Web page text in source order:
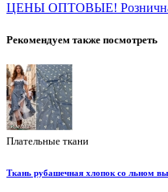
ЦЕНЫ ОПТОВЫЕ!
Рекомендуем также посмотреть
Плательные ткани
Ткань рубашечная хлопок со льном